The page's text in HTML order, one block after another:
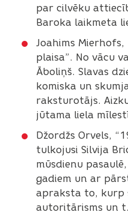
par cilvēku
Baroka laikmeta
Joahims
plaisa”. No vācu
Āboliņš. Slavas
komiska un
raksturotājs.
jūtama liela
Džordžs Orvels,
tulkojusi Silvija
mūsdienu
gadiem un ar
apraksta to, kurp
autoritārisms un